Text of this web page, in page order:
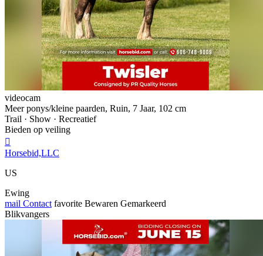
videocam
Meer ponys/kleine paarden, Ruin, 7 Jaar, 102 cm
Trail · Show · Recreatief
Bieden op veiling

Horsebid,LLC
US
Ewing
mail Contact favorite Bewaren Gemarkeerd
Blikvangers